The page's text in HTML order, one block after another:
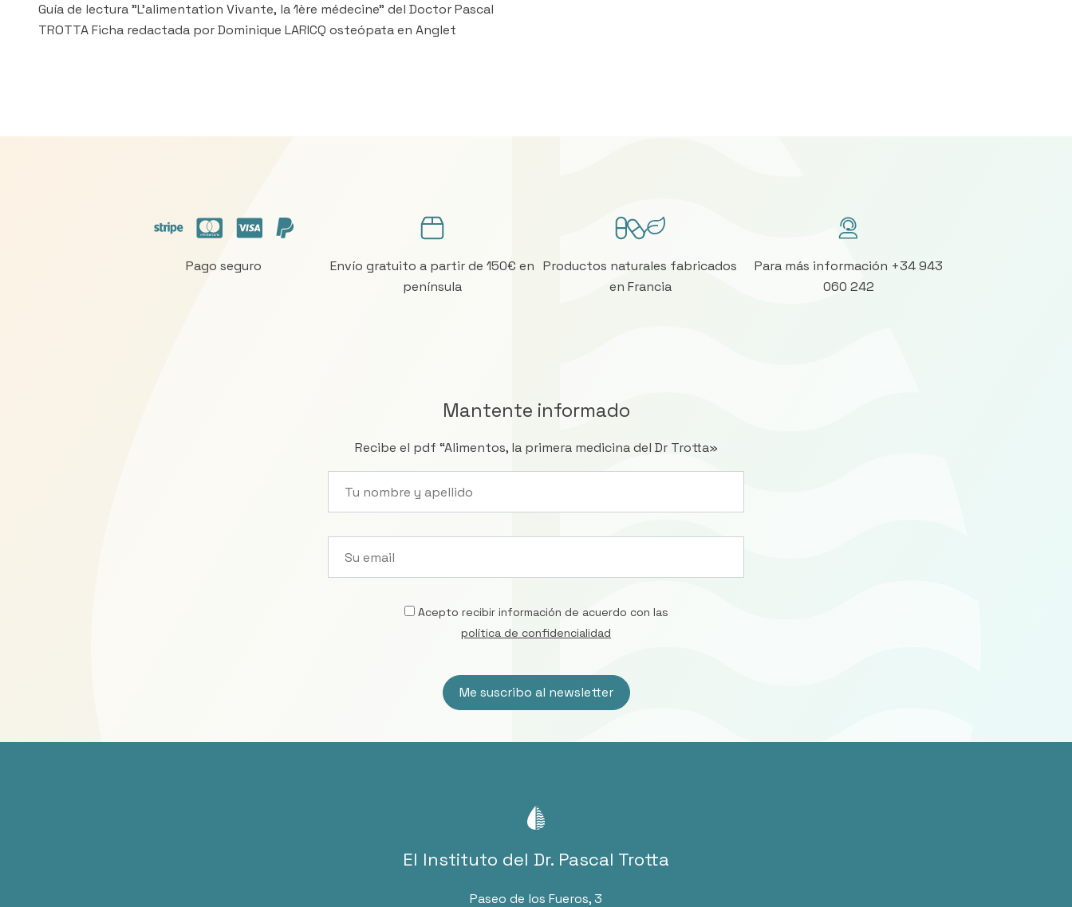
Guía de lectura "L'alimentation Vivante, la 1ère médecine" del Doctor Pascal
TROTTA Ficha redactada por Dominique LARICQ osteópata en Anglet
Pago seguro
Envío gratuito a partir de 150€ en
península
Productos naturales fabricados
en Francia
Para más información +34 943
060 242
Mantente informado
Recibe el pdf “Alimentos, la primera medicina del Dr Trotta»
Acepto recibir información de acuerdo con las
política de confidencialidad
El Instituto del Dr. Pascal Trotta
Paseo de los Fueros, 3